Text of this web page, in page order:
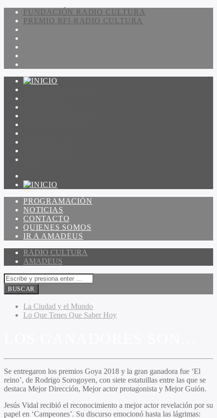
FUNDACIÓN RADIO CULTURA
PREMIO RFI-RADIO CULTURA
PROGRAMACIÓN
NOTICIAS
CONTACTO
QUIENES SOMOS
IR A AMADEUS
RADIO CULTURA
AMADEUS
La Ciudad y el Mundo
Lo Que Tenes Que Saber Hoy
Se entregaron los premios Goya 2018 y la gran ganadora fue ‘El
reino’, de Rodrigo Sorogoyen, con siete estatuillas entre las que se
destaca Mejor Dirección, Mejor actor protagonista y Mejor Guión.
Jesús Vidal recibió el reconocimiento a mejor actor revelación por su
papel en ‘Campeones’. Su discurso emocionó hasta las lágrimas: